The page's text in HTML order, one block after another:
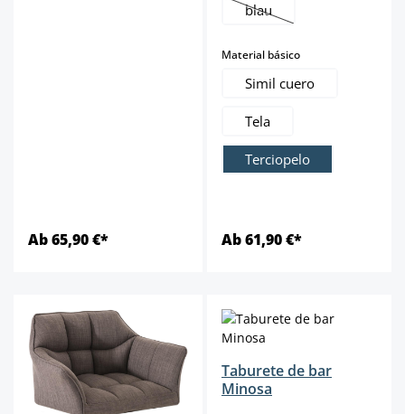
Ab 65,90 €*
blau
(Esta opción no está
Material básicoselect
Simil cuero
Tela
Terciopelo
Ab 61,90 €*
Taburete de bar
Minosa